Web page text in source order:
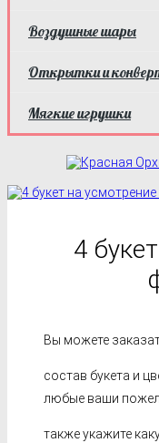
Воздушные шары
Открытки и
Мягкие игрушки
4
Вы можете
состав букета и
любые ваши
также укажите